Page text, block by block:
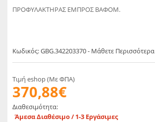
ΠΡΟΦΥΛΑΚΤΗΡΑΣ ΕΜΠΡΟΣ ΒΑΦΟΜ.
Κωδικός: GBG.342203370 - Μάθετε Περισσότερα
Τιμή eshop (Με ΦΠΑ)
370,88€
Διαθεσιμότητα:
Άμεσα Διαθέσιμο / 1-3 Εργάσιμες